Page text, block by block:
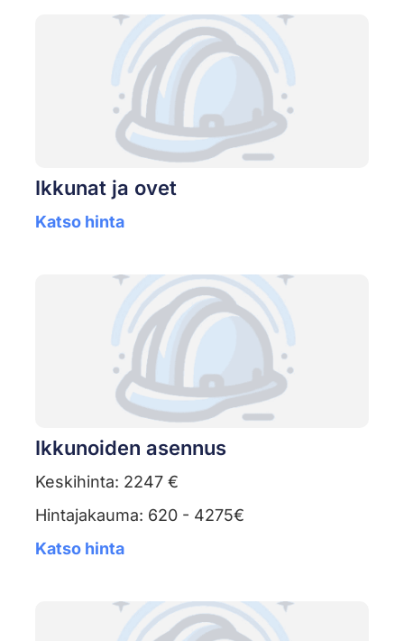
Ikkunat ja ovet
Katso hinta
Ikkunoiden asennus
Keskihinta: 2247 €
Hintajakauma: 620 - 4275€
Katso hinta